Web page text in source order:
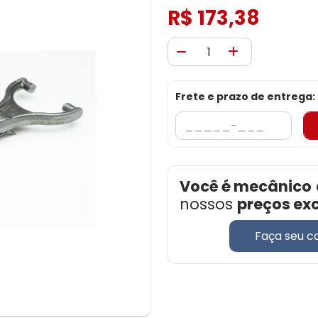
R$ 173,38
Frete e prazo de entrega:
Você é mecânico
nossos preços
Faça seu